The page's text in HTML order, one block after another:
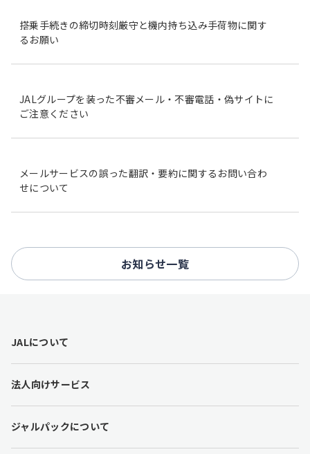
搭乗手続きの締切時刻厳守と機内持ち込み手荷物に関す
るお願い
JALグループを装った不審メール・不審電話・偽サイトに
ご注意ください
メールサービスの誤った翻訳・要約に関するお問い合わ
せについて
お知らせ一覧
o
e
i
n
JALについて
法人向けサービス
ジャルパックについて